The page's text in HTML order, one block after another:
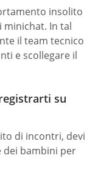
insolito
minichat. In tal
il team tecnico
e scollegare il
su
di incontri, devi
dei bambini per